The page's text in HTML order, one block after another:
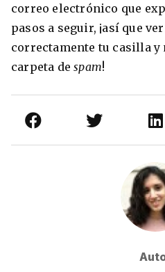
correo electrónico que
pasos a seguir, ¡así que
correctamente tu casilla
carpeta despam!